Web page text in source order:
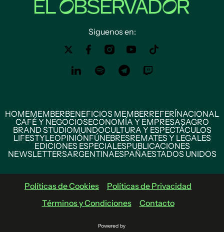
Siguenos en:
HOMEMEMBERBENEFICIOS MEMBERREFERÍNACIONAL
CAFÉ Y NEGOCIOSECONOMÍA Y EMPRESASAGRO
BRAND STUDIOMUNDOCULTURA Y ESPECTÁCULOS
LIFESTYLEOPINIÓNFÚNEBRESREMATES Y LEGALES
EDICIONES ESPECIALESPUBLICACIONES
NEWSLETTERSARGENTINAESPAÑAESTADOS UNIDOS
Políticas de Cookies
Políticas de Privacidad
Términos y Condiciones
Contacto